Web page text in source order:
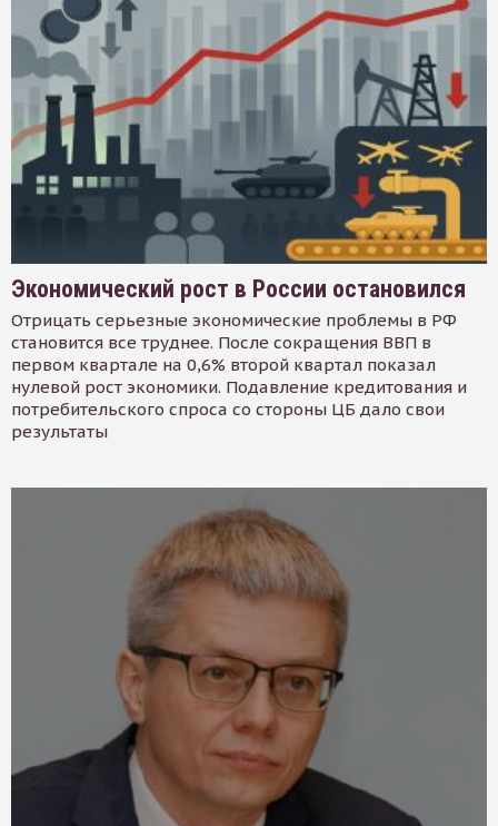
Экономический рост в России остановился
Отрицать серьезные экономические проблемы в РФ
становится все труднее. После сокращения ВВП в
первом квартале на 0,6% второй квартал показал
нулевой рост экономики. Подавление кредитования и
потребительского спроса со стороны ЦБ дало свои
результаты